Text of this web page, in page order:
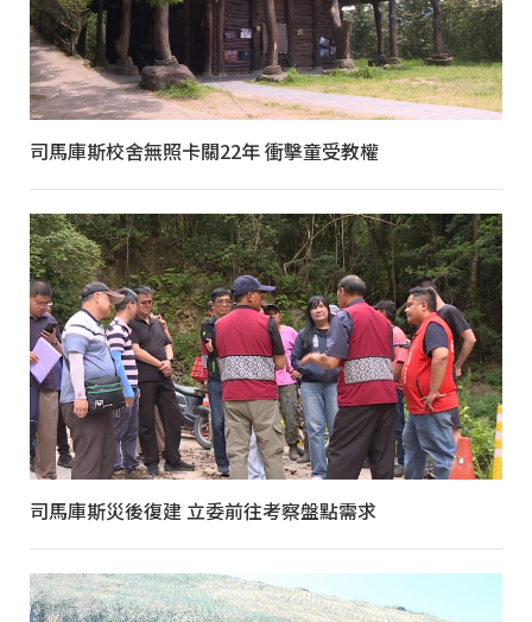
司馬庫斯校舍無照卡關22年 衝擊童受教權
司馬庫斯災後復建 立委前往考察盤點需求